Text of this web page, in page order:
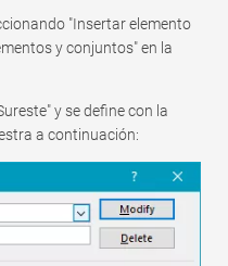
"Insertar elemento
y conjuntos" en la
y se define con la
a continuación: